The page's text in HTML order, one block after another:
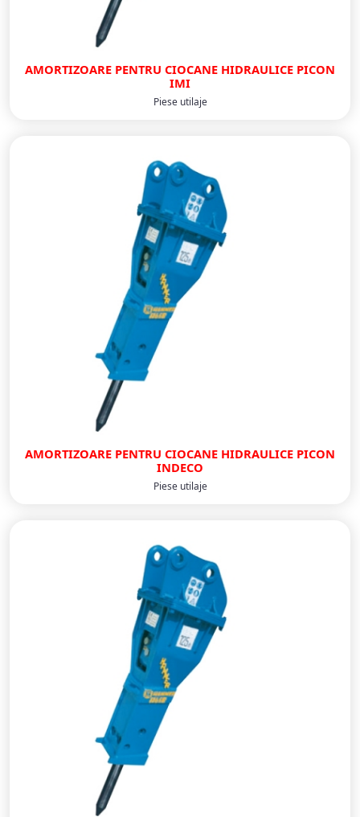
AMORTIZOARE PENTRU CIOCANE HIDRAULICE PICON
IMI
Piese utilaje
AMORTIZOARE PENTRU CIOCANE HIDRAULICE PICON
INDECO
Piese utilaje